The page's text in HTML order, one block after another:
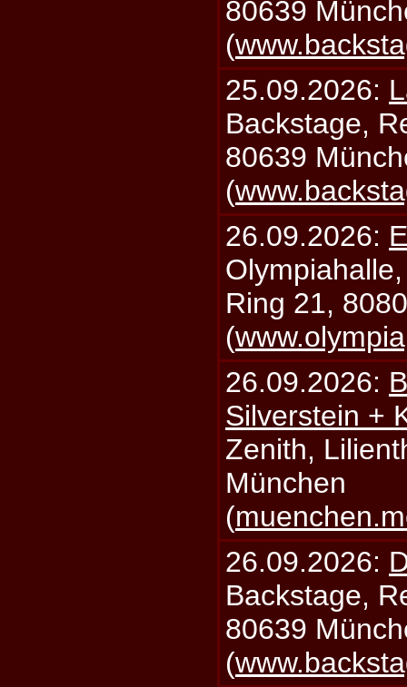
80639
(
25.09.2026:
Backstage,
80639
(
26.09.2026:
Ring 21,
(
26.09.2026:
Silverstein +
Zenith,
München
(
26.09.2026:
Backstage,
80639
(